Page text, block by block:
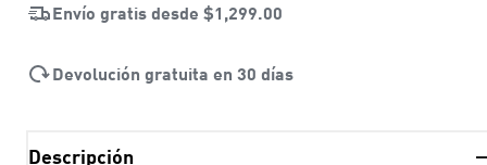
Envío gratis desde $1,299.00
Devolución gratuita en 30 días
Descripción